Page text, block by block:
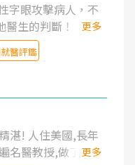
字眼攻擊病人，不
生的判斷！
更多
醫評鑑
湛! 人住美國,長年
名醫教授,做了各種
更多